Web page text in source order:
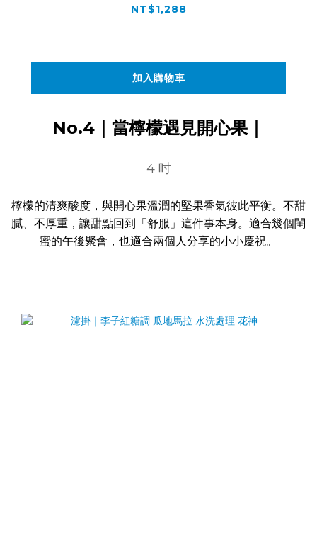
NT$1,288
加入購物車
No.4｜當檸檬遇見開心果｜
4 吋
檸檬的清爽酸度，與開心果溫潤的堅果香氣彼此平衡。不甜
膩、不厚重，讓甜點回到「舒服」這件事本身。適合幾個閨
蜜的午後聚會，也適合兩個人分享的小小慶祝。